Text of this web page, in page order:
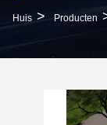
Huis > Producten